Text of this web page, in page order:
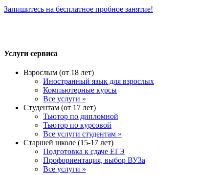
Запишитесь на бесплатное пробное занятие!
Услуги сервиса
Взрослым (от 18 лет)
Иностранный язык для взрослых
Компьютерные курсы
Все услуги »
Студентам (от 17 лет)
Тьютор по дипломной
Тьютор по курсовой
Все услуги студентам »
Старшей школе (15-17 лет)
Подготовка к сдаче ЕГЭ
Профориентация, выбор ВУЗа
Все услуги »